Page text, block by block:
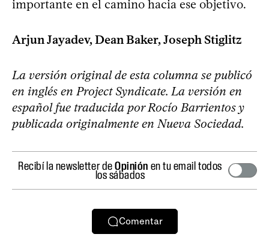
importante en el camino hacia ese objetivo.
Arjun Jayadev, Dean Baker, Joseph Stiglitz
La versión original de esta columna se publicó
en inglés en Project Syndicate. La versión en
español fue traducida por Rocío Barrientos y
publicada originalmente en Nueva Sociedad.
Recibí la newsletter deOpinión en tu email todos
los sábados
Comentar